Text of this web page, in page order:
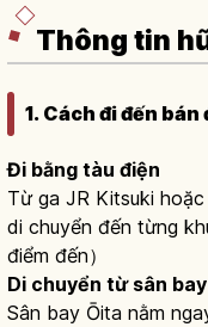
Thông tin
1. Cách đi đến
Đi bằng tàu điện
Từ ga JR Kitsuki
di chuyển đến từng
điểm đến）
Di chuyển từ sân bay
Sân bay Ōita nằm